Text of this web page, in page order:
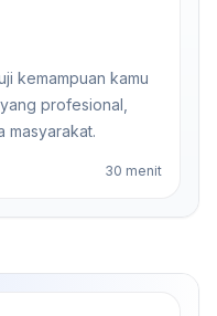
kemampuan kamu
profesional,
masyarakat.
30 menit